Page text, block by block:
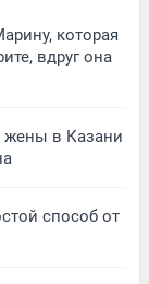
которая
вдруг она
жены в Казани
способ от